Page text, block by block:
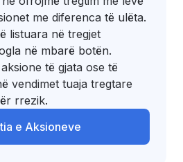
me diferenca të ulëta.
listuara në tregjet
në mbarë botën.
të gjata ose të
vendimet tuaja tregtare
rrezik.
e Aksioneve